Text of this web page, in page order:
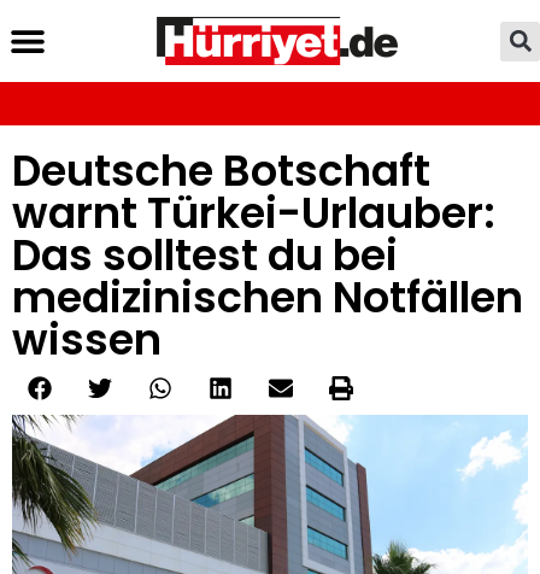
Deutsche Botschaft
warnt Türkei-Urlauber:
Das solltest du bei
medizinischen Notfällen
wissen